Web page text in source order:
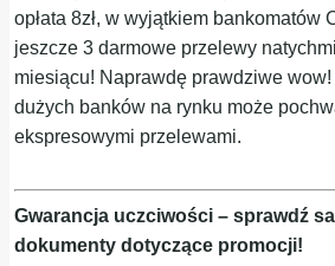
opłata 8zł, w wyjątkiem bankomatów
jeszcze 3 darmowe przelewy
miesiącu! Naprawdę prawdziwe
dużych banków na rynku może
ekspresowymi przelewami.
Gwarancja uczciwości – sprawdź
dokumenty dotyczące promocji!